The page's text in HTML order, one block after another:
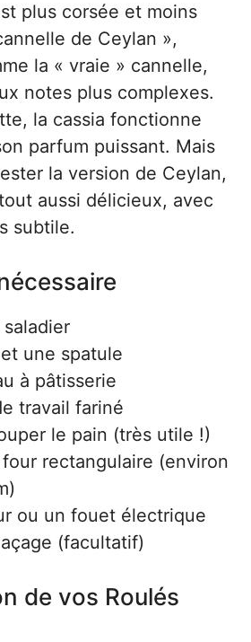
plus corsée et moins
de Ceylan »,
la « vraie » cannelle,
notes plus complexes.
la cassia fonctionne
parfum puissant. Mais
la version de Ceylan,
aussi délicieux, avec
subtile.
une spatule
à pâtisserie
travail fariné
le pain (très utile !)
rectangulaire (environ
ou un fouet électrique
(facultatif)
de vos Roulés